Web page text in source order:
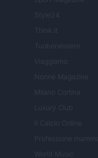
Style24
Think.it
Tuobenessere
Viaggiamo
Nonne Magazine
Milano Cortina
Luxury Club
Il Calcio Online
Professione mamma
World Music